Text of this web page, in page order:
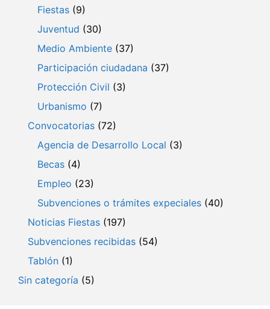
Fiestas (9)
Juventud (30)
Medio Ambiente (37)
Participación ciudadana (37)
Protección Civil (3)
Urbanismo (7)
Convocatorias (72)
Agencia de Desarrollo Local (3)
Becas (4)
Empleo (23)
Subvenciones o trámites expeciales (40)
Noticias Fiestas (197)
Subvenciones recibidas (54)
Tablón (1)
Sin categoría (5)